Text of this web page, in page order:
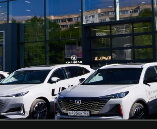
и захотите повторить эту историю снова